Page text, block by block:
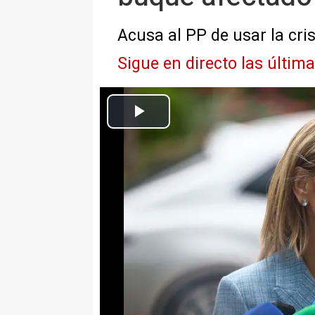
Acusa al PP de usar la
Sigue en directo las
La vicepresidenta segunda y ministra de Trabajo y Economía
Nacional de Medicina del Trabajo del
Europa Press Nacional
Actualizado: lunes, 11 mayo 2026 13:37
MADRID, 11 May. (EUROPA
La vicepresidenta segunda del
Social, Yolanda Díaz, ha
Canarias, Fernando Clavijo,
sobre la posible presencia de